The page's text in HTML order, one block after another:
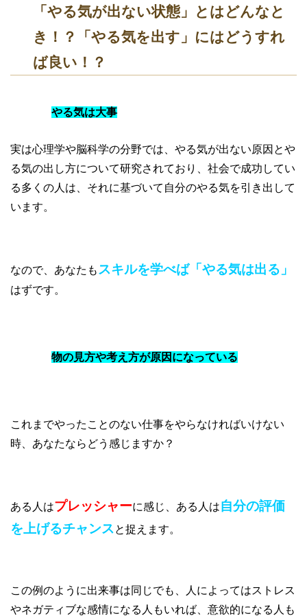
「やる気が出ない状態」とはどんなと
き！？「やる気を出す」にはどうすれ
ば良い！？
やる気は大事
実は心理学や脳科学の分野では、やる気が出ない原因とや
る気の出し方について研究されており、社会で成功してい
る多くの人は、それに基づいて自分のやる気を引き出して
います。
なので、あなたも スキルを学べば「やる気は出る」
はずです。
物の見方や考え方が原因になっている
これまでやったことのない仕事をやらなければいけない
時、あなたならどう感じますか？
ある人はプレッシャーに感じ、ある人は自分の評価
を上げるチャンス と捉えます。
この例のように出来事は同じでも、人によってはストレス
やネガティブな感情になる人もいれば、意欲的になる人も